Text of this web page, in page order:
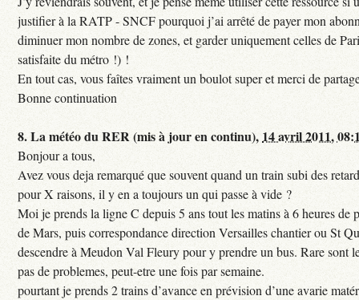
justifier à la RATP - SNCF pourquoi j’ai arrêté de payer mon
diminuer mon nombre de zones, et garder uniquement celles de
satisfaite du métro !) !
En tout cas, vous faîtes vraiment un boulot super et merci de
Bonne continuation
8.La météo du RER (mis à jour en continu), 14 avril 2011,
Bonjour a tous,
Avez vous deja remarqué que souvent quand un train subi des
pour X raisons, il y en a toujours un qui passe à vide ?
Moi je prends la ligne C depuis 5 ans tout les matins à 6 heures de
de Mars, puis correspondance direction Versailles chantier ou St
descendre à Meudon Val Fleury pour y prendre un bus. Rare sont
pas de problemes, peut-etre une fois par semaine.
pourtant je prends 2 trains d’avance en prévision d’une avarie